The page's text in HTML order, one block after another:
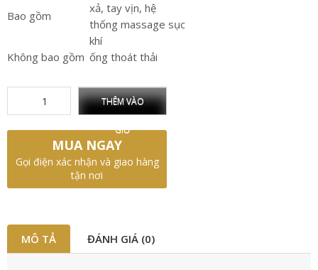
Bao gồm
xả, tay vịn, hệ
thống massage sục
khí
Không bao gồm ống thoát thải
THÊM VÀO
GIỎ
MUA NGAY
Gọi điện xác nhận và giao hàng
tận nơi
MÔ TẢ ĐÁNH GIÁ (0)